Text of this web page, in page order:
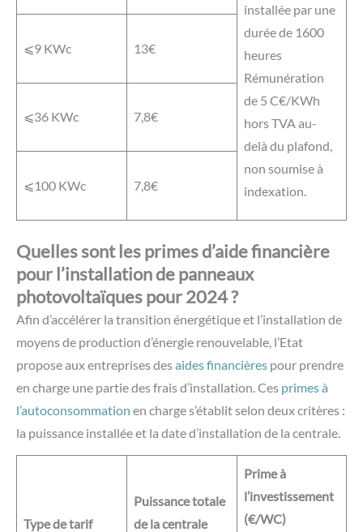
installée par une
durée de 1600
heures
Rémunération
de 5 C€/KWh
hors TVA au-
delà du plafond,
non soumise à
indexation.
⩽9 KWc 13€
⩽36 KWc 7,8€
⩽100 KWc 7,8€
Quelles sont les primes d’aide financière
pour l’installation de panneaux
photovoltaïques pour 2024 ?
Afin d’accélérer la transition énergétique et l’installation de
moyens de production d’énergie renouvelable, l’Etat
propose aux entreprises desaides financières pour prendre
en charge une partie des frais d’installation. Ces primes à
l’autoconsommation en charge s’établit selon deux critères :
la puissance installée et la date d’installation de la centrale.
Type de tarif
Puissance totale
de la centrale
Prime à
l’investissement
(€/WC)